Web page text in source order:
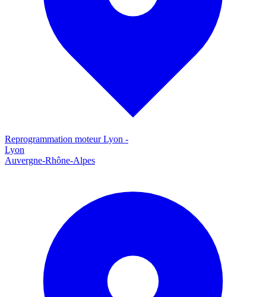
Reprogrammation moteurLyon -
Lyon
Auvergne-Rhône-Alpes